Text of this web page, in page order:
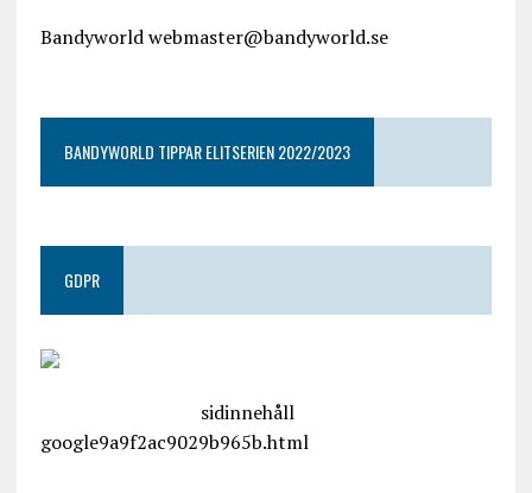
Bandyworld webmaster@bandyworld.se
BANDYWORLD TIPPAR ELITSERIEN 2022/2023
GDPR
sidinnehåll
google9a9f2ac9029b965b.html